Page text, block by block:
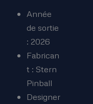
Année
de sortie
: 2026
Fabrican
t : Stern
Pinball
Designer